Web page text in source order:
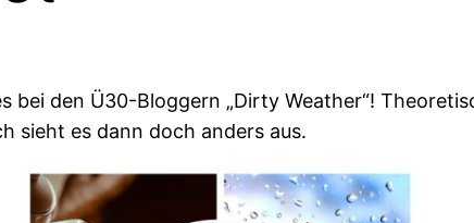
bei den Ü30-Bloggern „Dirty Weather“!
sieht es dann doch anders aus.